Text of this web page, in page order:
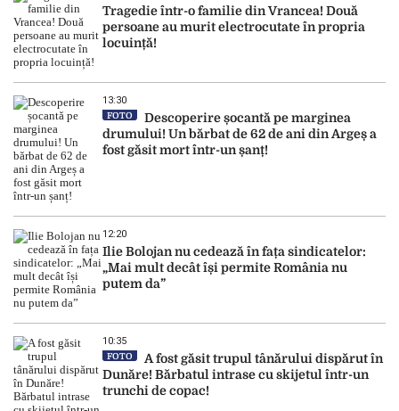
Tragedie într-o familie din Vrancea! Două
persoane au murit electrocutate în propria
locuință!
13:30
FOTO
Descoperire șocantă pe marginea
drumului! Un bărbat de 62 de ani din Argeș a
fost găsit mort într-un șanț!
12:20
Ilie Bolojan nu cedează în fața sindicatelor:
„Mai mult decât își permite România nu
putem da”
10:35
FOTO
A fost găsit trupul tânărului dispărut în
Dunăre! Bărbatul intrase cu skijetul într-un
trunchi de copac!